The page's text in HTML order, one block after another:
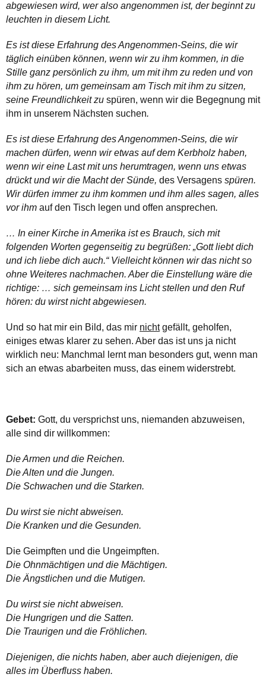
abgewiesen wird, wer also angenommen ist, der beginnt zu
leuchten in diesem Licht.
Es ist diese Erfahrung des Angenommen-Seins, die wir
täglich einüben können, wenn wir zu ihm kommen, in die
Stille ganz persönlich zu ihm, um mit ihm zu reden und von
ihm zu hören, um gemeinsam am Tisch mit ihm zu sitzen,
seine Freundlichkeit zu spüren, wenn wir die Begegnung mit
ihm in unserem Nächsten suchen.
Es ist diese Erfahrung des Angenommen-Seins, die wir
machen dürfen, wenn wir etwas auf dem Kerbholz haben,
wenn wir eine Last mit uns herumtragen, wenn uns etwas
drückt und wir die Macht der Sünde, des Versagens spüren.
Wir dürfen immer zu ihm kommen und ihm alles sagen, alles
vor ihm auf den Tisch legen und offen ansprechen.
… In einer Kirche in Amerika ist es Brauch, sich mit
folgenden Worten gegenseitig zu begrüßen: „Gott liebt dich
und ich liebe dich auch.“ Vielleicht können wir das nicht so
ohne Weiteres nachmachen. Aber die Einstellung wäre die
richtige: … sich gemeinsam ins Licht stellen und den Ruf
hören: du wirst nicht abgewiesen.
Und so hat mir ein Bild, das mir nichtgefällt, geholfen,
einiges etwas klarer zu sehen. Aber das ist uns ja nicht
wirklich neu: Manchmal lernt man besonders gut, wenn man
sich an etwas abarbeiten muss, das einem widerstrebt.
Gebet: Gott, du versprichst uns, niemanden abzuweisen,
alle sind dir willkommen:
Die Armen und die Reichen.
Die Alten und die Jungen.
Die Schwachen und die Starken.
Du wirst sie nicht abweisen.
Die Kranken und die Gesunden.
Die Geimpften und die Ungeimpften.
Die Ohnmächtigen und die Mächtigen.
Die Ängstlichen und die Mutigen.
Du wirst sie nicht abweisen.
Die Hungrigen und die Satten.
Die Traurigen und die Fröhlichen.
Diejenigen, die nichts haben, aber auch diejenigen, die
alles im Überfluss haben.